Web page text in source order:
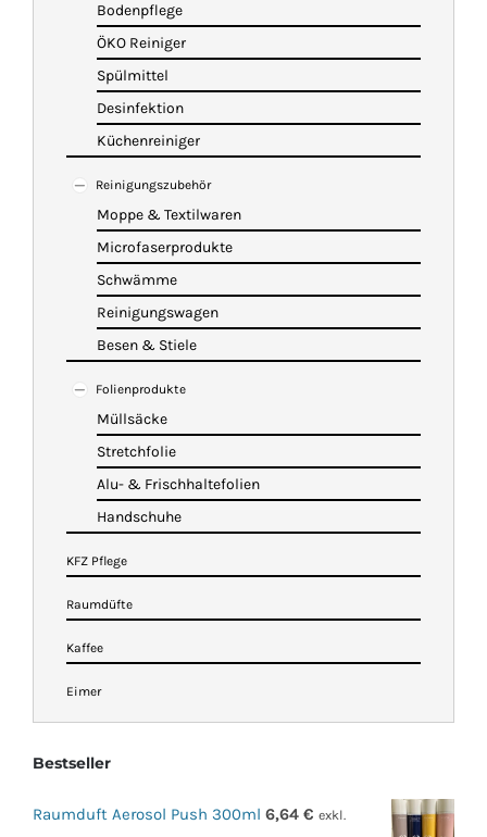
Bodenpflege
ÖKO Reiniger
Spülmittel
Desinfektion
Küchenreiniger
Reinigungszubehör
Moppe & Textilwaren
Microfaserprodukte
Schwämme
Reinigungswagen
Besen & Stiele
Folienprodukte
Müllsäcke
Stretchfolie
Alu- & Frischhaltefolien
Handschuhe
KFZ Pflege
Raumdüfte
Kaffee
Eimer
Bestseller
Raumduft Aerosol Push 300ml 6,64 € exkl.